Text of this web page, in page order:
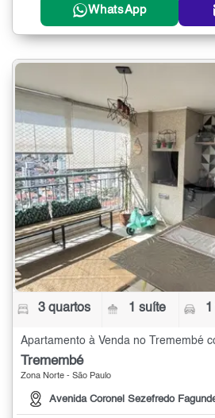
WhatsApp
3 quartos 1 suíte
Apartamento à Venda no Tremembé
Tremembé
Zona Norte - São Paulo
Avenida Coronel Sezefredo